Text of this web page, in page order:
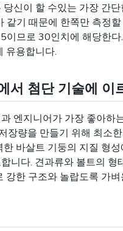
신이 할 수있는 가장 간
같기 때문에 한쪽만 측정
이므로 30인치에 해당한
유용합니다.
서 첨단 기술에 이
엔지니어가 가장 좋아
장량을 만들기 위해 최소
바살트 기둥의 지질 형
니다. 견과류와 볼트의
한 구조와 놀랍도록 가